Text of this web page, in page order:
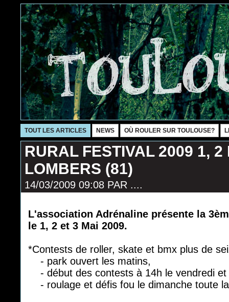
TOUT LES ARTICLES NEWS OÙ ROULER SUR TOULOUSE?
RURAL FESTIVAL 2009 1, 2
LOMBERS (81)
14/03/2009 09:08 PAR ....
L'association Adrénaline présente la
le 1, 2 et 3 Mai 2009.
*Contests de roller, skate et bmx plus de
- park ouvert les matins,
- début des contests à 14h le vendredi et
- roulage et défis fou le dimanche toute